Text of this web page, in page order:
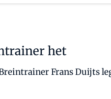
het
Frans Duijts